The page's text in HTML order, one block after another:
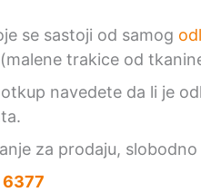
se sastoji od samog
trakice od
navedete da li je
za prodaju, slobodno